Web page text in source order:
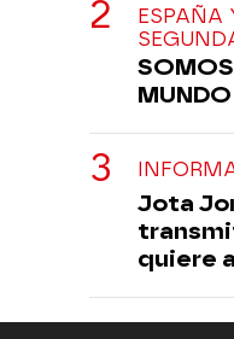
ESPAÑA
SOMOS
MUNDO
Jota
quiere